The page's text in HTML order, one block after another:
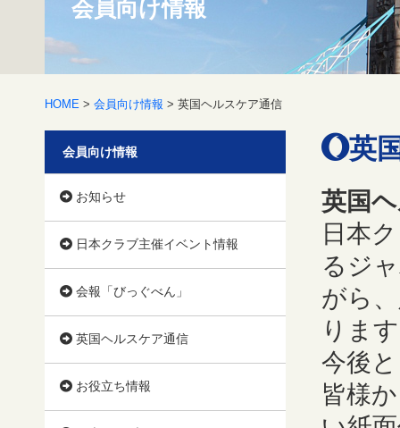
会員向け情報
HOME > 会員向け情報 > 英国ヘルスケア通信
英
英国
日本
るジ
がら
りま
今後
皆様
会員向け情報
お知らせ
日本クラブ主催イベント情報
会報「びっぐべん」
英国ヘルスケア通信
お役立ち情報